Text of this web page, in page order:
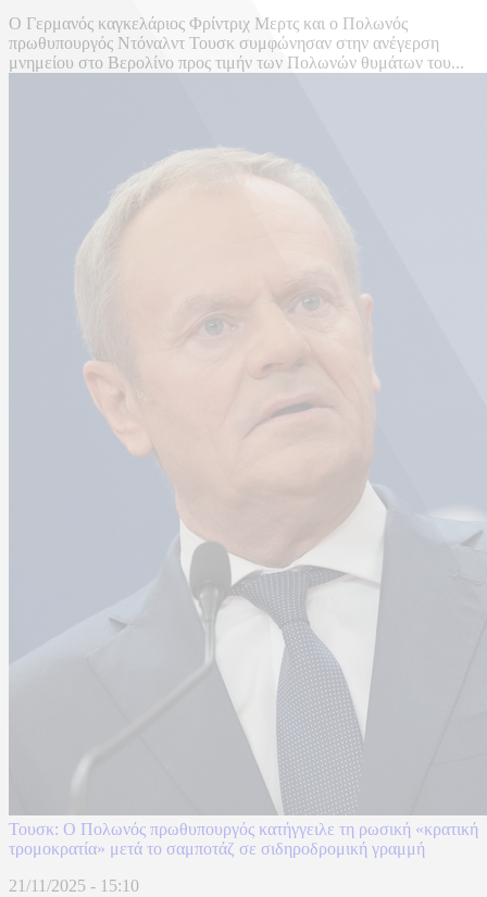
Ο Γερμανός καγκελάριος Φρίντριχ Μερτς και ο Πολωνός
πρωθυπουργός Ντόναλντ Τουσκ συμφώνησαν στην ανέγερση
μνημείου στο Βερολίνο προς τιμήν των Πολωνών θυμάτων του...
Τουσκ: Ο Πολωνός πρωθυπουργός κατήγγειλε τη ρωσική «κρατική
τρομοκρατία» μετά το σαμποτάζ σε σιδηροδρομική γραμμή
21/11/2025 - 15:10